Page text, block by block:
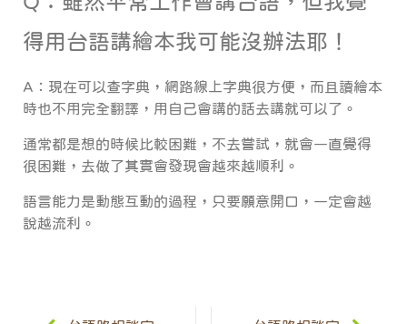
得用台語講繪本我可能沒辦法耶！
A：現在可以查字典，網路線上字典很方便，而且讀繪本
時也不用完全翻譯，用自己會講的話去講就可以了。
通常都是想的時候比較困難，不去嘗試，就會一直覺得
很困難，去做了其實會發現會越來越順利。
語言能力是動態互動的過程，只要願意開口，一定會越
說越流利。
navigation